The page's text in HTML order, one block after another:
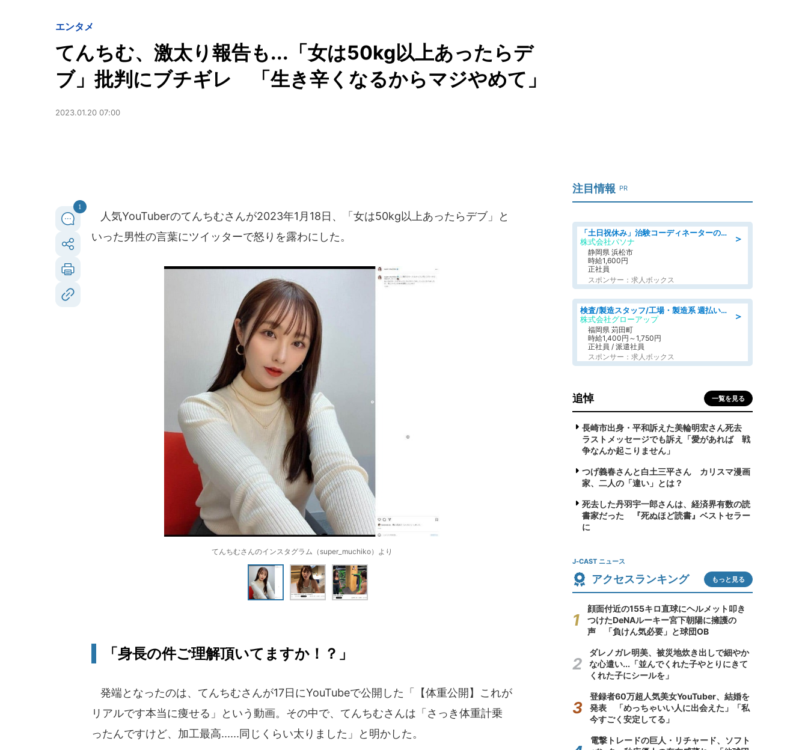
エンタメ
てんちむ、激太り報告も...「女は50kg以上あったらデ
ブ」批判にブチギレ 「生き辛くなるからマジやめて」
2023.01.20 07:00
1
人気YouTuberのてんちむさんが2023年1月18日、「女は50kg以上あったらデブ」と
いった男性の言葉にツイッターで怒りを露わにした。
てんちむさんのインスタグラム（super_muchiko）より
「身長の件ご理解頂いてますか！？」
発端となったのは、てんちむさんが17日にYouTubeで公開した「【体重公開】これが
リアルです本当に痩せる」という動画。その中で、てんちむさんは「さっき体重計乗
ったんですけど、加工最高......同じくらい太りました」と明かした。
注目情報 PR
＞
「土日祝休み」治験コーディネーターのお仕事/未経験OK
株式会社パソナ
静岡県 浜松市
時給1,600円
正社員
スポンサー：求人ボックス
＞
検査/製造スタッフ/工場・製造系 週払いOK 土日休み プラスチック製品組立 チェック
株式会社グローアップ
福岡県 苅田町
時給1,400円～1,750円
正社員 / 派遣社員
スポンサー：求人ボックス
追悼 一覧を見る
長崎市出身・平和訴えた美輪明宏さん死去
ラストメッセージでも訴え「愛があれば 戦
争なんか起こりません」
つげ義春さんと白土三平さん カリスマ漫画
家、二人の「違い」とは？
死去した丹羽宇一郎さんは、経済界有数の読
書家だった 『死ぬほど読書』ベストセラー
に
J-CAST ニュース
アクセスランキング もっと見る
顔面付近の155キロ直球にヘルメット叩き
つけたDeNAルーキー宮下朝陽に擁護の
声 「負けん気必要」と球団OB
ダレノガレ明美、被災地炊き出しで細やか
な心遣い...「並んでくれた子やとりにきて
くれた子にシールを」
登録者60万超人気美女YouTuber、結婚を
発表 「めっちゃいい人に出会えた」「私
今すごく安定してる」
電撃トレードの巨人・リチャード、ソフト